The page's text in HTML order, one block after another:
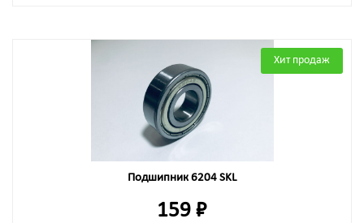
Хит продаж
Подшипник 6204 SKL
159 ₽